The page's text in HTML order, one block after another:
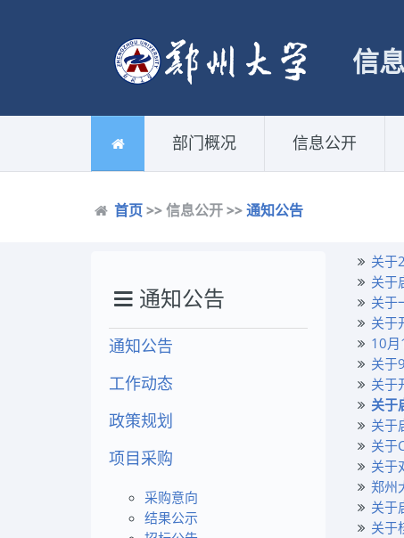
信
部门概况 信息公开
首页>> 信息公开 >>通知公告
通知公告
通知公告
工作动态
政策规划
项目采购
采购意向
结果公示
关于
关于
关于
关于
10月
关于
关于
关于
关于
关于
关于
郑州
关于
关于